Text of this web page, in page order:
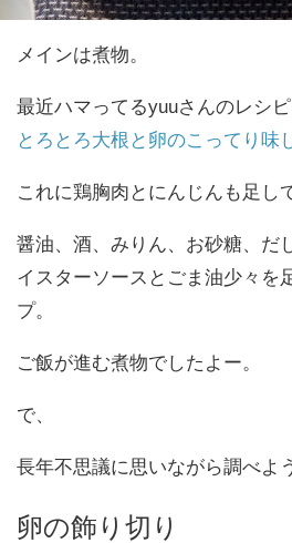
メインは煮物。
最近ハマってるyuuさんのレシピ
とろとろ大根と卵のこってり味
これに鶏胸肉とにんじんも足し
醤油、酒、みりん、お砂糖、だ
イスターソースとごま油少々を
プ。
ご飯が進む煮物でしたよー。
で、
長年不思議に思いながら調べよ
卵の飾り切り